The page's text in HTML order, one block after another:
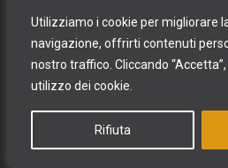
Utilizziamo i cookie per migliorare
navigazione, offrirti contenuti
nostro traffico. Cliccando
utilizzo dei cookie.
Rifiuta
spedizioni e resi
privacy & cookies policy
Raki srls - partita IVA 02907860841